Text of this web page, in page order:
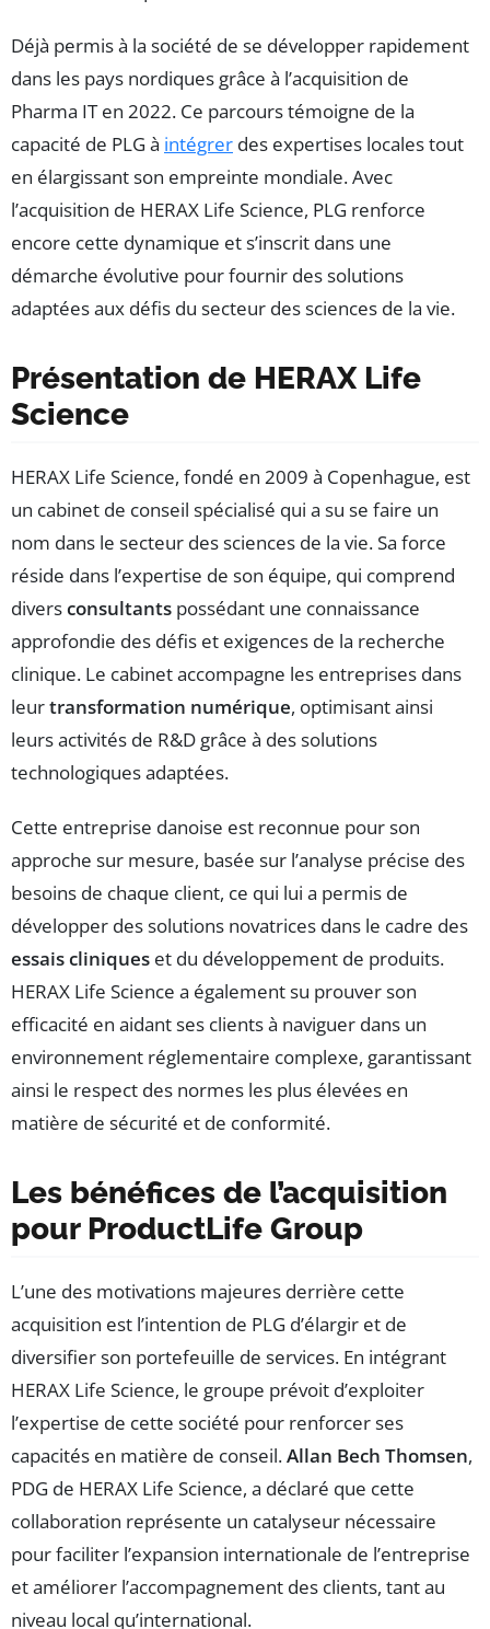
Déjà permis à la société de se développer rapidement
dans les pays nordiques grâce à l’acquisition de
Pharma IT en 2022. Ce parcours témoigne de la
capacité de PLG à intégrer des expertises locales tout
en élargissant son empreinte mondiale. Avec
l’acquisition de HERAX Life Science, PLG renforce
encore cette dynamique et s’inscrit dans une
démarche évolutive pour fournir des solutions
adaptées aux défis du secteur des sciences de la vie.
Présentation de HERAX Life
Science
HERAX Life Science, fondé en 2009 à Copenhague, est
un cabinet de conseil spécialisé qui a su se faire un
nom dans le secteur des sciences de la vie. Sa force
réside dans l’expertise de son équipe, qui comprend
diversconsultants possédant une connaissance
approfondie des défis et exigences de la recherche
clinique. Le cabinet accompagne les entreprises dans
leurtransformation numérique, optimisant ainsi
leurs activités de R&D grâce à des solutions
technologiques adaptées.
Cette entreprise danoise est reconnue pour son
approche sur mesure, basée sur l’analyse précise des
besoins de chaque client, ce qui lui a permis de
développer des solutions novatrices dans le cadre des
essais cliniques et du développement de produits.
HERAX Life Science a également su prouver son
efficacité en aidant ses clients à naviguer dans un
environnement réglementaire complexe, garantissant
ainsi le respect des normes les plus élevées en
matière de sécurité et de conformité.
Les bénéfices de l’acquisition
pour ProductLife Group
L’une des motivations majeures derrière cette
acquisition est l’intention de PLG d’élargir et de
diversifier son portefeuille de services. En intégrant
HERAX Life Science, le groupe prévoit d’exploiter
l’expertise de cette société pour renforcer ses
capacités en matière de conseil.Allan Bech Thomsen,
PDG de HERAX Life Science, a déclaré que cette
collaboration représente un catalyseur nécessaire
pour faciliter l’expansion internationale de l’entreprise
et améliorer l’accompagnement des clients, tant au
niveau local qu’international.